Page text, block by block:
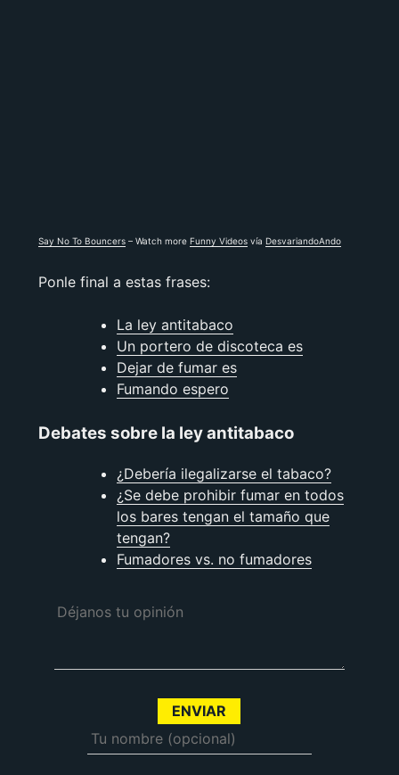
Say No To Bouncers– Watch more Funny Videosvía DesvariandoAndo
Ponle final a estas frases:
La ley antitabaco
Un portero de discoteca es
Dejar de fumar es
Fumando espero
Debates sobre la ley antitabaco
¿Debería ilegalizarse el tabaco?
¿Se debe prohibir fumar en todos
los bares tengan el tamaño que
tengan?
Fumadores vs. no fumadores